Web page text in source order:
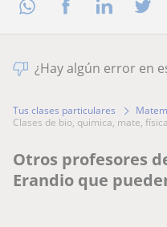
¿Hay algún error en
Tus clases particulares
clases de bio, quimica, mate,
Otros profesores
Erandio que